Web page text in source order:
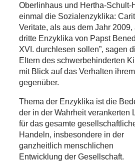
Oberlinhaus und Hertha-Schult-
einmal die Sozialenzyklika:
Veritate, als aus dem Jahr 2009,
dritte Enzyklika von Papst
XVI. durchlesen sollen”, sagen
Eltern des schwerbehinderten
mit Blick auf das Verhalten
gegenüber.
Thema der Enzyklika ist die
der in der Wahrheit verankerten
für das gesamte
Handeln, insbesondere in der
ganzheitlich menschlichen
Entwicklung der Gesellschaft.